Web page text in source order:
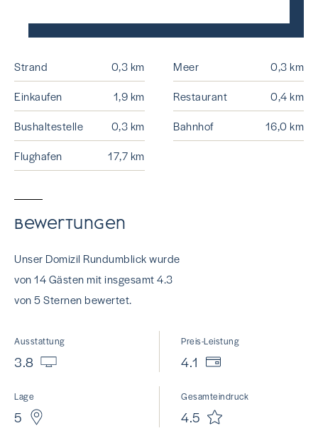
Strand 0,3 km Meer
0,3 km
Einkaufen
1,9 km Restaurant
0,4 km
Bushaltestelle
0,3 km Bahnhof
16,0 km
Flughafen
17,7 km
Bewertungen
Unser Domizil Rundumblick wurde
von 14 Gästen mit insgesamt 4.3
von 5 Sternen bewertet.
Ausstattung
3.8
Preis-Leistung
4.1
Lage
5
Gesamteindruck
4.5